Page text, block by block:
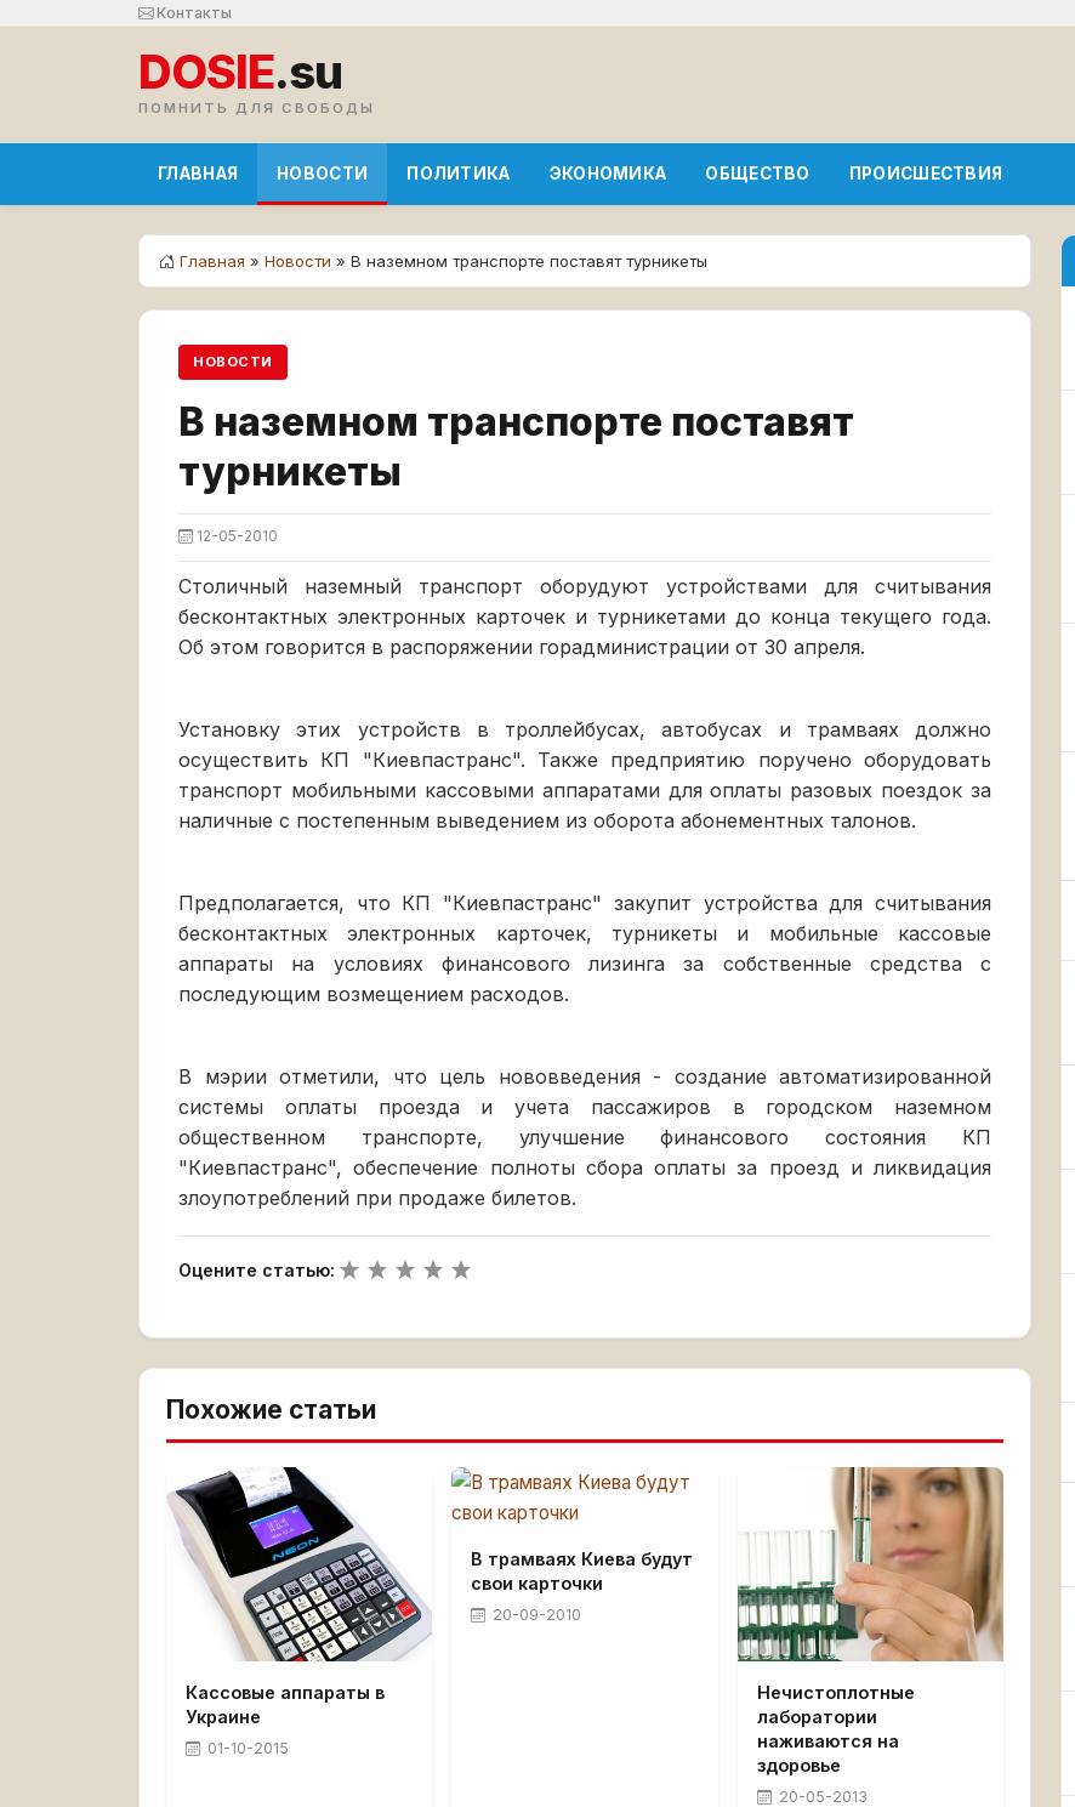
Контакты
DOSIE.su
ПОМНИТЬ ДЛЯ СВОБОДЫ
ГЛАВНАЯ НОВОСТИ ПОЛИТИКА ЭКОНОМИКА ОБЩЕСТВО ПРОИСШЕСТВИЯ
Главная » Новости » В наземном транспорте поставят турникеты
НОВОСТИ
В наземном транспорте поставят
турникеты
12-05-2010
Столичный наземный транспорт оборудуют устройствами для считывания
бесконтактных электронных карточек и турникетами до конца текущего года.
Об этом говорится в распоряжении горадминистрации от 30 апреля.
Установку этих устройств в троллейбусах, автобусах и трамваях должно
осуществить КП "Киевпастранс". Также предприятию поручено оборудовать
транспорт мобильными кассовыми аппаратами для оплаты разовых поездок за
наличные с постепенным выведением из оборота абонементных талонов.
Предполагается, что КП "Киевпастранс" закупит устройства для считывания
бесконтактных электронных карточек, турникеты и мобильные кассовые
аппараты на условиях финансового лизинга за собственные средства с
последующим возмещением расходов.
В мэрии отметили, что цель нововведения - создание автоматизированной
системы оплаты проезда и учета пассажиров в городском наземном
общественном транспорте, улучшение финансового состояния КП
"Киевпастранс", обеспечение полноты сбора оплаты за проезд и ликвидация
злоупотреблений при продаже билетов.
Оцените статью:
Похожие статьи
Кассовые аппараты в
Украине
01-10-2015
В трамваях Киева будут
свои карточки
20-09-2010
Нечистоплотные
лаборатории
наживаются на
здоровье
20-05-2013